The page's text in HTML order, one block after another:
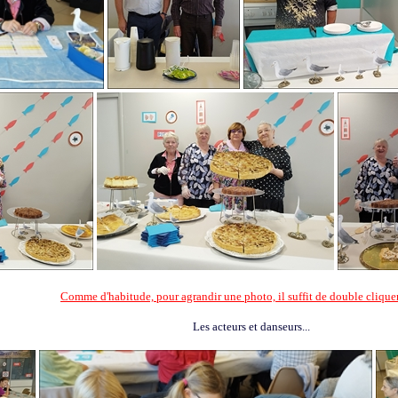
Comme d'habitude, pour agrandir une photo, il suffit de double
Les acteurs et danseurs...